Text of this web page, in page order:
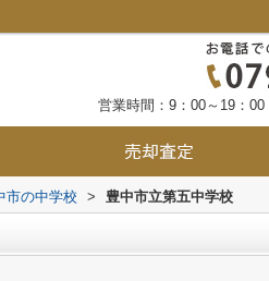
営業時間：9：00～19：00
市の中学校 > 豊中市立第五中学校